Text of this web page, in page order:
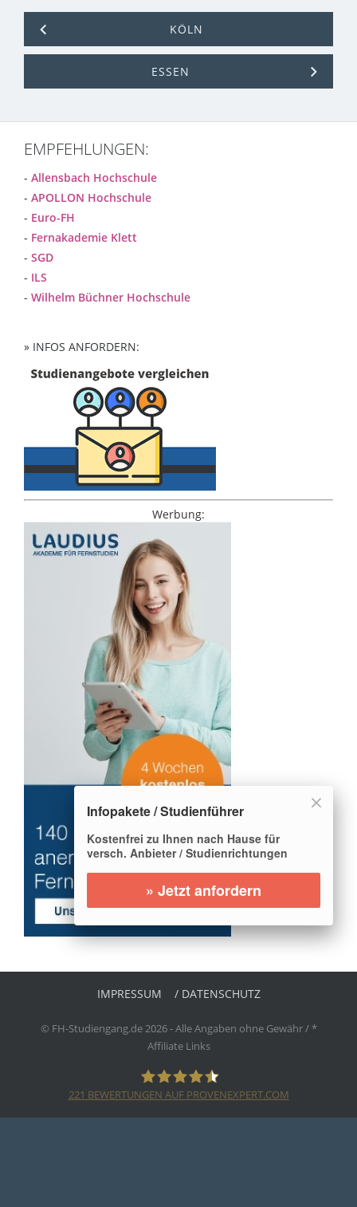
KÖLN
ESSEN
EMPFEHLUNGEN:
- Allensbach Hochschule
- APOLLON Hochschule
- Euro-FH
- Fernakademie Klett
- SGD
- ILS
- Wilhelm Büchner Hochschule
» INFOS ANFORDERN:
Werbung:
IMPRESSUM / DATENSCHUTZ
© FH-Studiengang.de 2026 - Alle Angaben ohne Gewähr / *
Affiliate Links
221 BEWERTUNGEN AUF PROVENEXPERT.COM
Infopakete / Studienführer
Kostenfrei zu Ihnen nach Hause für
versch. Anbieter / Studienrichtungen
» Jetzt anfordern